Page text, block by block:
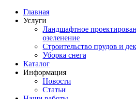
Главная
Услуги
Ландшафтное
озеленение
Строительство прудов и
Уборка снега
Каталог
Информация
Новости
Статьи